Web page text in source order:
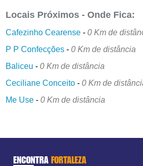
Locais Próximos - Onde Fica:
Cafezinho Cearense -0 Km de
P P Confecções -0 Km de distância
Baliceu -0 Km de distância
Ceciliane Conceito -0 Km de
Me Use -0 Km de distância
ENCONTRA FORTALEZA